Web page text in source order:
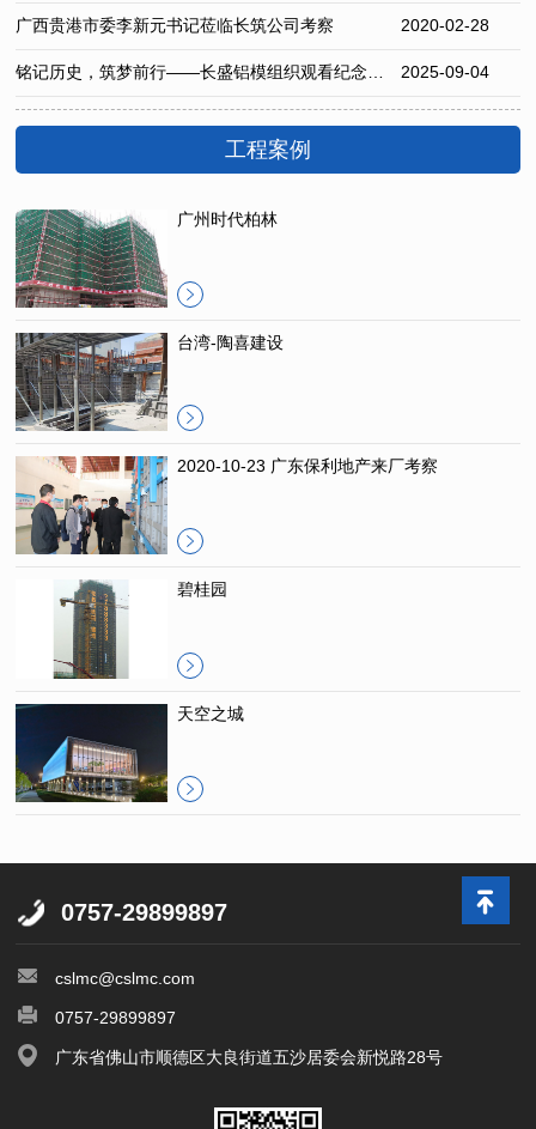
广西贵港市委李新元书记莅临长筑公司考察 2020-02-28
铭记历史，筑梦前行——长盛铝模组织观看纪念抗日战争胜利80周年阅兵活动 2025-09-04
工程案例
广州时代柏林
台湾-陶喜建设
2020-10-23 广东保利地产来厂考察
碧桂园
天空之城
0757-29899897
cslmc@cslmc.com
0757-29899897
广东省佛山市顺德区大良街道五沙居委会新悦路28号